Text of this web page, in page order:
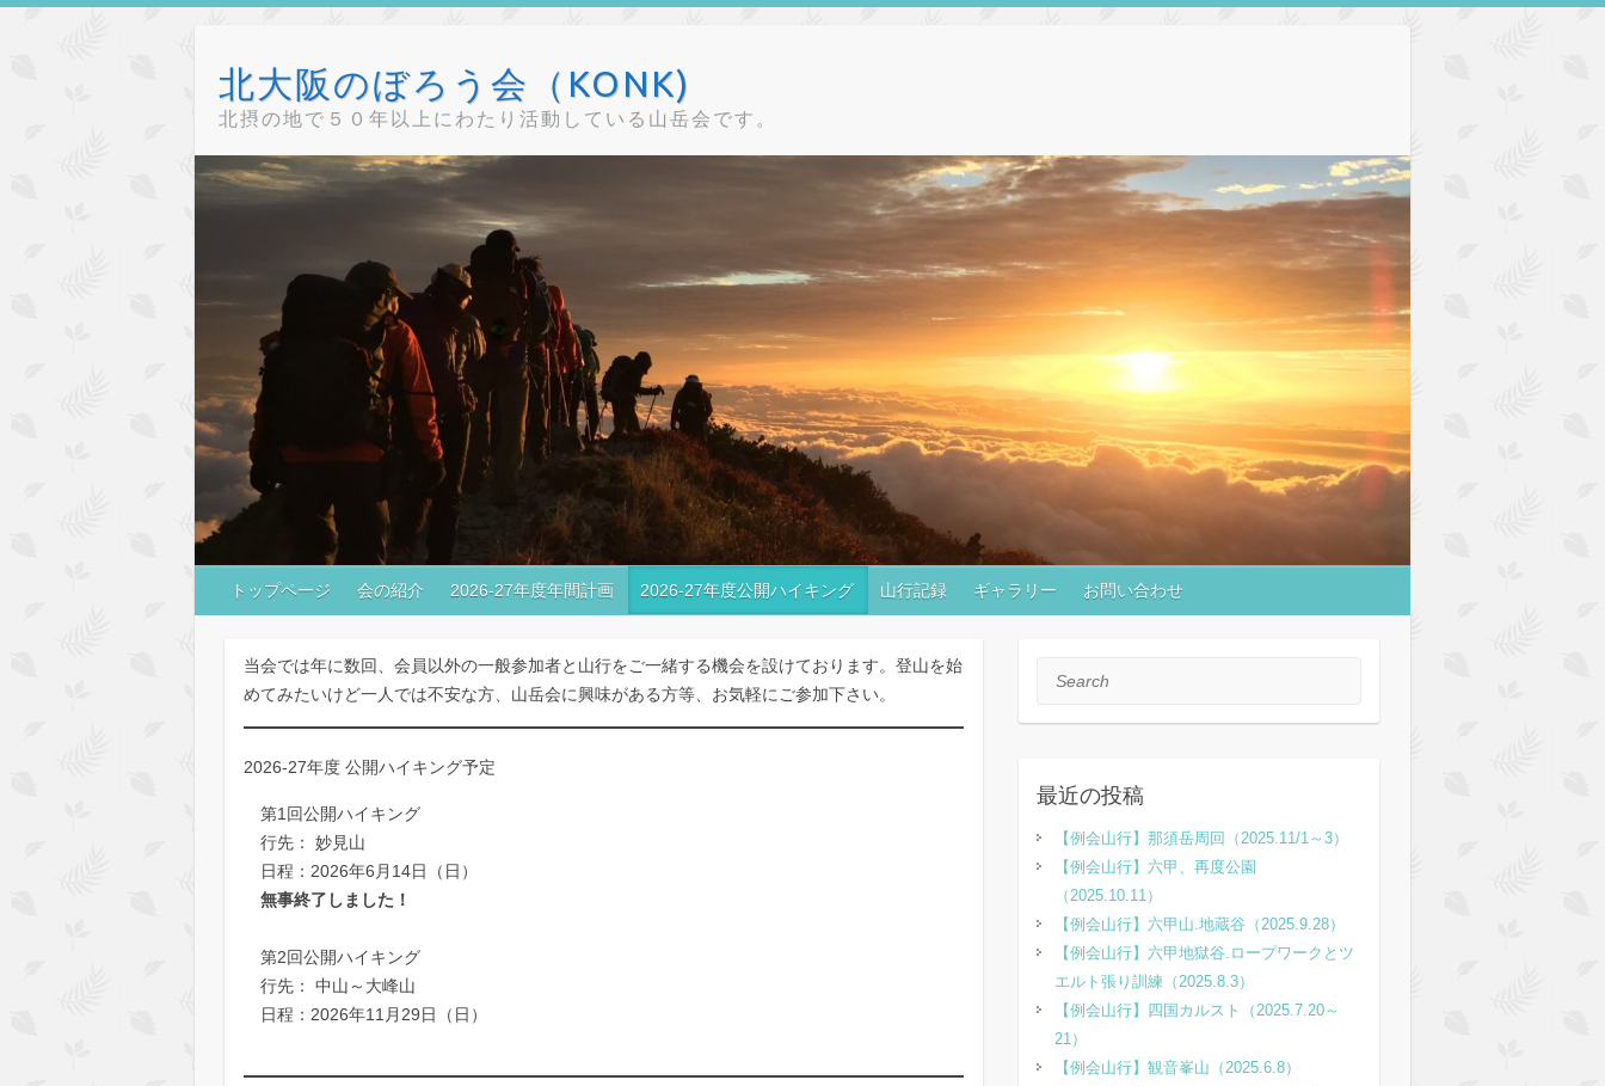
北大阪のぼろう会（KONK)
北摂の地で５０年以上にわたり活動している山岳会です。
トップページ 会の紹介 2026-27年度年間計画 2026-27年度公開ハイキング 山行記録 ギャラリー お問い合わせ
当会では年に数回、会員以外の一般参加者と山行をご一緒する機会を設けております。登山を始
めてみたいけど一人では不安な方、山岳会に興味がある方等、お気軽にご参加下さい。
2026-27年度 公開ハイキング予定
第1回公開ハイキング
行先： 妙見山
日程：2026年6月14日（日）
無事終了しました！
第2回公開ハイキング
行先： 中山～大峰山
日程：2026年11月29日（日）
Search
最近の投稿
【例会山行】那須岳周回（2025.11/1～3）
【例会山行】六甲、再度公園
（2025.10.11）
【例会山行】六甲山.地蔵谷（2025.9.28）
【例会山行】六甲地獄谷.ロープワークとツ
エルト張り訓練（2025.8.3）
【例会山行】四国カルスト（2025.7.20～
21）
【例会山行】観音峯山（2025.6.8）